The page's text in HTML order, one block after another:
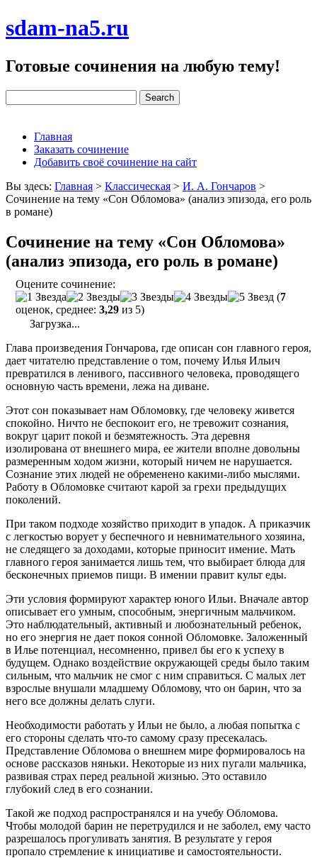
sdam-na5.ru
Готовые сочинения на любую тему!
Главная
Заказать сочинение
Добавить своё сочинение на сайт
Вы здесь: Главная > Классическая > И. А. Гончаров >
Сочинение на тему «Сон Обломова» (анализ эпизода, его роль
в романе)
Сочинение на тему «Сон Обломова»
(анализ эпизода, его роль в романе)
Оцените сочинение:
(7
оценок, среднее: 3,29 из 5)
Загрузка...
Глава произведения Гончарова, где описан сон главного героя,
дает читателю представление о том, почему Илья Ильич
превратился в ленивого, пассивного человека, проводящего
основную часть времени, лежа на диване.
Этот сон показывает нам Обломовку, где человеку живется
спокойно. Ничто не беспокоит его, не тревожит сознания,
вокруг царит покой и безмятежность. Эта деревня
изолирована от внешнего мира, ее жители вполне довольны
размеренным ходом жизни, который ничем не нарушается.
Сознание этих людей не обременено какими-либо мыслями.
Работу в Обломовке считают карой за грехи предыдущих
поколений.
При таком подходе хозяйство приходит в упадок. А приказчик
с легкостью ворует у беспечного и невнимательного хозяина,
не следящего за доходами, которые приносит имение. Мать
главного героя занимается лишь тем, что выбирает блюда для
бесконечных приемов пищи. В имении правит культ еды.
Эти условия формируют характер юного Ильи. Вначале автор
описывает его умным, способным, энергичным мальчиком.
Это наблюдательный, активный и любознательный ребенок,
но его энергия не дает покоя сонной Обломовке. Заложенный
в Илье потенциал, несомненно, привел бы его к успеху в
будущем. Однако воздействие окружающей среды было таким
сильным, что мальчик не смог с ним справиться. С малых лет
взрослые внушали младшему Обломову, что он барин, что за
него все должны делать слуги.
Необходимости работать у Ильи не было, а любая попытка с
его стороны сделать что-то самому сразу пресекалась.
Представление Обломова о внешнем мире формировалось на
основе рассказов няньки. Некоторые из них пугали мальчика,
развивая страх перед реальной жизнью. Это оставило
глубокий след в его сознании.
Такой же подход распространялся и на учебу Обломова.
Чтобы молодой барин не перетрудился и не заболел, ему часто
разрешалось прогуливать занятия. В результате у героя
пропало стремление к инициативе и самостоятельности.